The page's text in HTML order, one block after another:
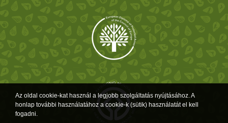
Az oldal cookie-kat használ a legjobb szolgáltatás nyújtásához. A
honlap további használatához a cookie-k (sütik) használatát el kell
fogadni.